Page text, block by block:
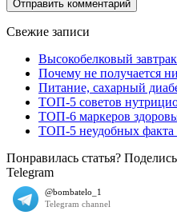
Свежие записи
Высокобелковый
Почему не получается
Питание, сахарный
ТОП-5 советов
ТОП-6 маркеров
ТОП-5 неудобных факта
Понравилась статья?
Telegram